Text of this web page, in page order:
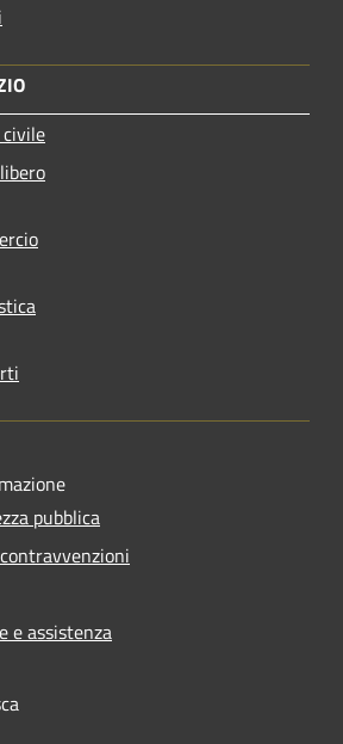
pubblica
e assistenza